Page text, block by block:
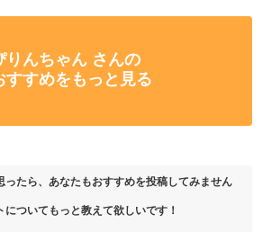
りんちゃん さんの
すすめをもっと見る
ったら、あなたもおすすめを投稿してみません
ついてもっと教えて欲しいです！